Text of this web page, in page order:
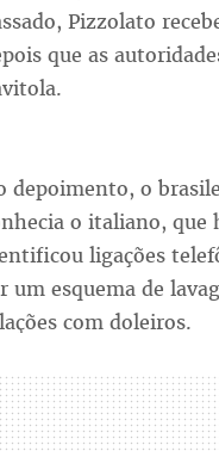
Pizzolato
que as
depoimento, o
o italiano, que
ligações
um esquema de
com doleiros.